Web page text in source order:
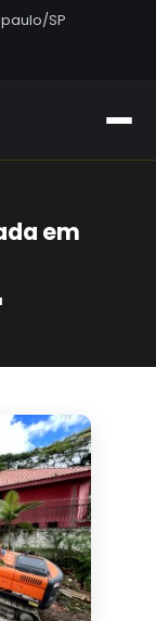
SP
em